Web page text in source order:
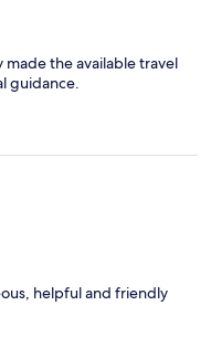
the available travel
guidance.
helpful and friendly